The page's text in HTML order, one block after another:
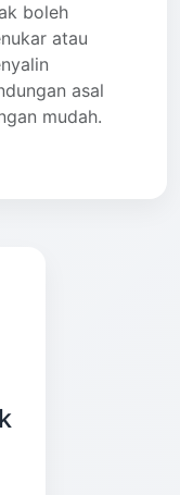
boleh
atau
asal
mudah.